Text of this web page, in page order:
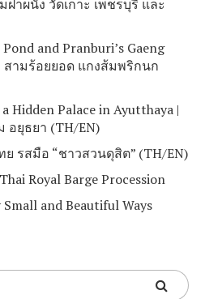
ฝาผนัง วัดเกาะ เพชรบุรี และ
and Pranburi’s Gaeng
สามร้อยยอด แกงส้มพริกนก
Hidden Palace in Ayutthaya |
อยุธยา (TH/EN)
รสมือ “ชาวสวนดุสิต” (TH/EN)
Royal Barge Procession
and Beautiful Ways